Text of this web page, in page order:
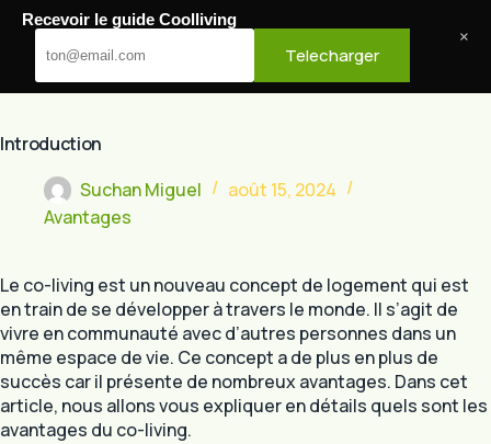
Passer
contenu
Cool Living
Introduction
Suchan Miguel
août 15, 2024
Avantages
Le co-living est un nouveau concept de logement qui est
en train de se développer à travers le monde. Il s’agit de
vivre en communauté avec d’autres personnes dans un
même espace de vie. Ce concept a de plus en plus de
succès car il présente de nombreux avantages. Dans cet
article, nous allons vous expliquer en détails quels sont les
avantages du co-living.
Recevoir le guide Coolliving
Telecharger
×